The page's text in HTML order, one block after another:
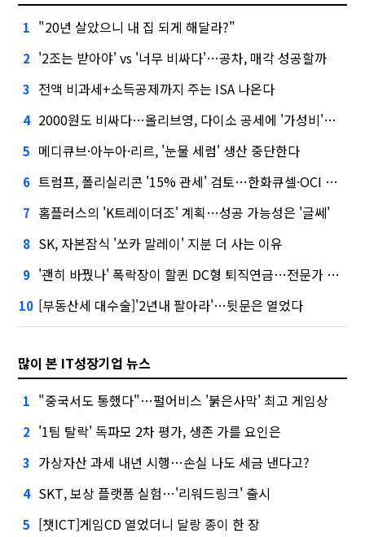
1 "20년 살았으니 내 집 되게 해달라?"
2 '2조는 받아야' vs '너무 비싸다'…공차, 매각 성공할까
3 전액 비과세+소득공제까지 주는 ISA 나온다
4 2000원도 비싸다…올리브영, 다이소 공세에 '가성비'로 맞불
5 메디큐브·아누아·리르, '눈물 세럼' 생산 중단한다
6 트럼프, 폴리실리콘 '15% 관세' 검토…한화큐셀·OCI 영향은?
7 홈플러스의 'K트레이더조' 계획…성공 가능성은 '글쎄'
8 SK, 자본잠식 '쏘카 말레이' 지분 더 사는 이유
9 '괜히 바꿨나' 폭락장이 할퀸 DC형 퇴직연금…전문가 조언은
10 [부동산세 대수술]'2년내 팔아라'…뒷문은 열었다
많이 본 IT성장기업 뉴스
1 "중국서도 통했다"…펄어비스 '붉은사막' 최고 게임상
2 '1팀 탈락' 독파모 2차 평가, 생존 가를 요인은
3 가상자산 과세 내년 시행…손실 나도 세금 낸다고?
4 SKT, 보상 플랫폼 실험…'리워드링크' 출시
5 [챗ICT]게임CD 열었더니 달랑 종이 한 장